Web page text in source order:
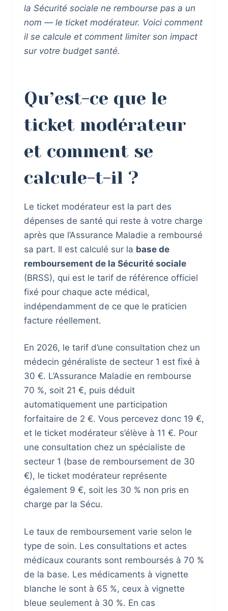
la Sécurité sociale ne rembourse pas a un
nom — le ticket modérateur. Voici comment
il se calcule et comment limiter son impact
sur votre budget santé.
Qu’est-ce que le
ticket modérateur
et comment se
calcule-t-il ?
Le ticket modérateur est la part des
dépenses de santé qui reste à votre charge
après que l’Assurance Maladie a remboursé
sa part. Il est calculé sur la base de
remboursement de la Sécurité sociale
(BRSS), qui est le tarif de référence officiel
fixé pour chaque acte médical,
indépendamment de ce que le praticien
facture réellement.
En 2026, le tarif d’une consultation chez un
médecin généraliste de secteur 1 est fixé à
30 €. L’Assurance Maladie en rembourse
70 %, soit 21 €, puis déduit
automatiquement une participation
forfaitaire de 2 €. Vous percevez donc 19 €,
et le ticket modérateur s’élève à 11 €. Pour
une consultation chez un spécialiste de
secteur 1 (base de remboursement de 30
€), le ticket modérateur représente
également 9 €, soit les 30 % non pris en
charge par la Sécu.
Le taux de remboursement varie selon le
type de soin. Les consultations et actes
médicaux courants sont remboursés à 70 %
de la base. Les médicaments à vignette
blanche le sont à 65 %, ceux à vignette
bleue seulement à 30 %. En cas